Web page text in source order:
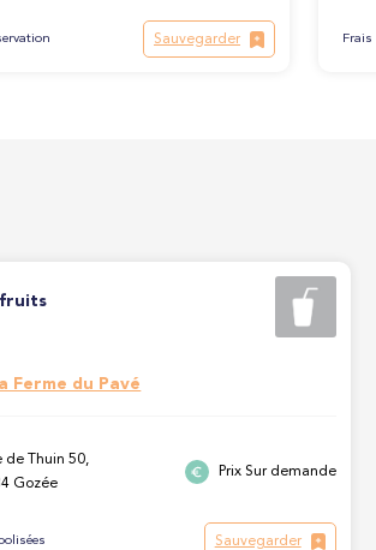
Sauvegarder Frais
fruits
Ferme du Pavé
de Thuin 50,
Gozée
Prix Sur demande
Sauvegarder